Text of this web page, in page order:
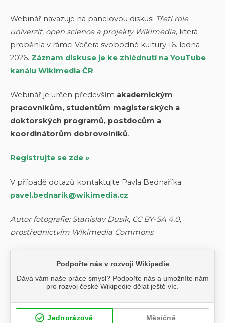
Webinář navazuje na panelovou diskusi Třetí role
univerzit, open science a projekty Wikimedia, která
proběhla v rámci Večera svobodné kultury 16. ledna
2026. Záznam diskuse je ke zhlédnutí na YouTube
kanálu Wikimedia ČR.
Webinář je určen především akademickým
pracovníkům, studentům magisterských a
doktorských programů, postdocům a
koordinátorům dobrovolníků.
Registrujte se zde »
V případě dotazů kontaktujte Pavla Bednaříka:
pavel.bednarik@wikimedia.cz
Autor fotografie: Stanislav Dusík, CC BY-SA 4.0,
prostřednictvím Wikimedia Commons.